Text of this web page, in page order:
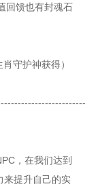
回馈也有封魂石
守护神获得）
，在我们达到
来提升自己的实